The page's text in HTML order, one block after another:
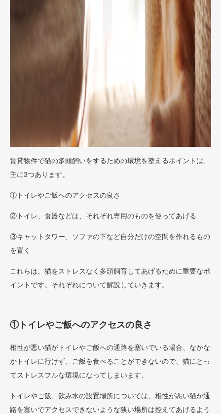
賃貸物件で猫の多頭飼いをするための環境を整えるポイントは、
主に3つあります。
①トイレやご飯へのアクセスの良さ
②トイレ、食器などは、それぞれ専用のものを使ってあげる
③キャットタワー、ソファの下など自分だけの空間を作れるもの
を置く
これらは、猫をストレスなく多頭飼育してあげるために重要なポ
イントです。それぞれについて解説していきます。
①トイレやご飯へのアクセスの良さ
相性が悪い猫がトイレやご飯への通路を塞いでいる場合、なかな
かトイレに行けず、ご飯を食べることができないので、猫にとっ
てストレスフルな環境になってしまいます。
トイレやご飯、飲み水の設置場所については、相性が悪い猫が通
路を塞いでアクセスできないような狭い場所は控えてあげるよう